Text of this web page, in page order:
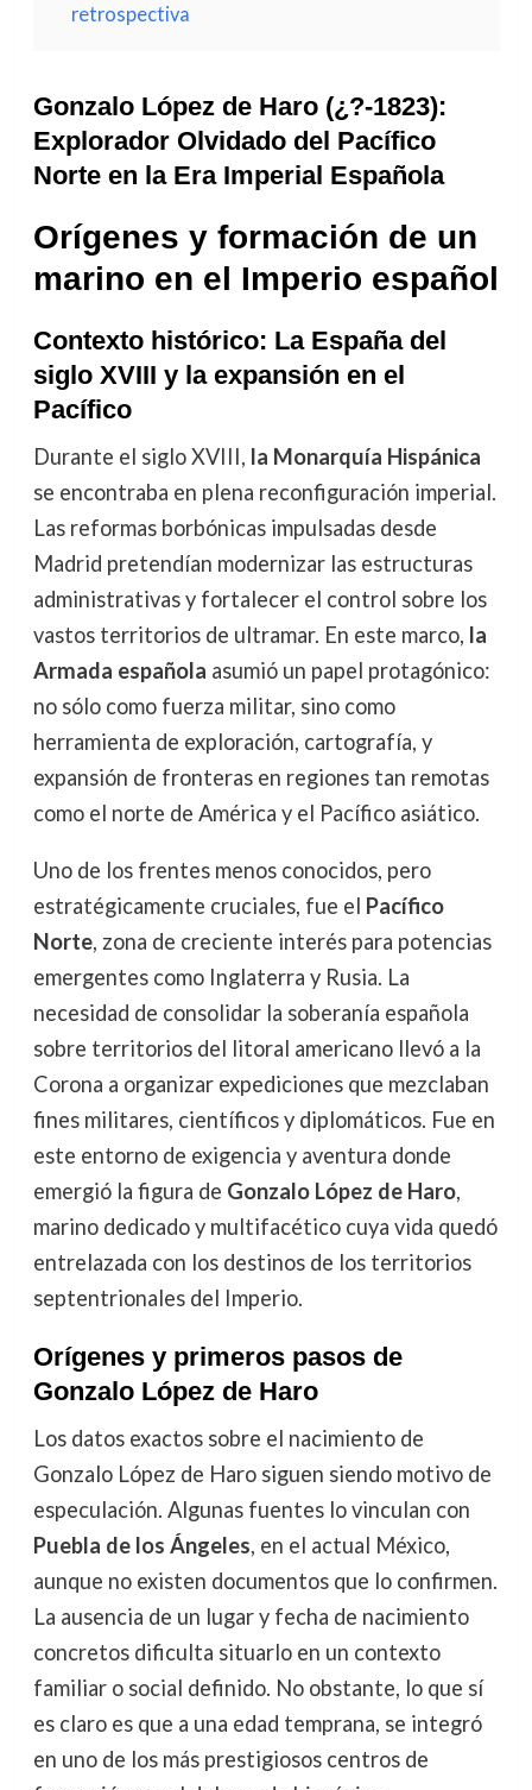
retrospectiva
Gonzalo López de Haro (¿?-1823):
Explorador Olvidado del Pacífico
Norte en la Era Imperial Española
Orígenes y formación de un
marino en el Imperio español
Contexto histórico: La España del
siglo XVIII y la expansión en el
Pacífico
Durante el siglo XVIII, la Monarquía Hispánica
se encontraba en plena reconfiguración imperial.
Las reformas borbónicas impulsadas desde
Madrid pretendían modernizar las estructuras
administrativas y fortalecer el control sobre los
vastos territorios de ultramar. En este marco, la
Armada española asumió un papel protagónico:
no sólo como fuerza militar, sino como
herramienta de exploración, cartografía, y
expansión de fronteras en regiones tan remotas
como el norte de América y el Pacífico asiático.
Uno de los frentes menos conocidos, pero
estratégicamente cruciales, fue el Pacífico
Norte, zona de creciente interés para potencias
emergentes como Inglaterra y Rusia. La
necesidad de consolidar la soberanía española
sobre territorios del litoral americano llevó a la
Corona a organizar expediciones que mezclaban
fines militares, científicos y diplomáticos. Fue en
este entorno de exigencia y aventura donde
emergió la figura de Gonzalo López de Haro,
marino dedicado y multifacético cuya vida quedó
entrelazada con los destinos de los territorios
septentrionales del Imperio.
Orígenes y primeros pasos de
Gonzalo López de Haro
Los datos exactos sobre el nacimiento de
Gonzalo López de Haro siguen siendo motivo de
especulación. Algunas fuentes lo vinculan con
Puebla de los Ángeles, en el actual México,
aunque no existen documentos que lo confirmen.
La ausencia de un lugar y fecha de nacimiento
concretos dificulta situarlo en un contexto
familiar o social definido. No obstante, lo que sí
es claro es que a una edad temprana, se integró
en uno de los más prestigiosos centros de